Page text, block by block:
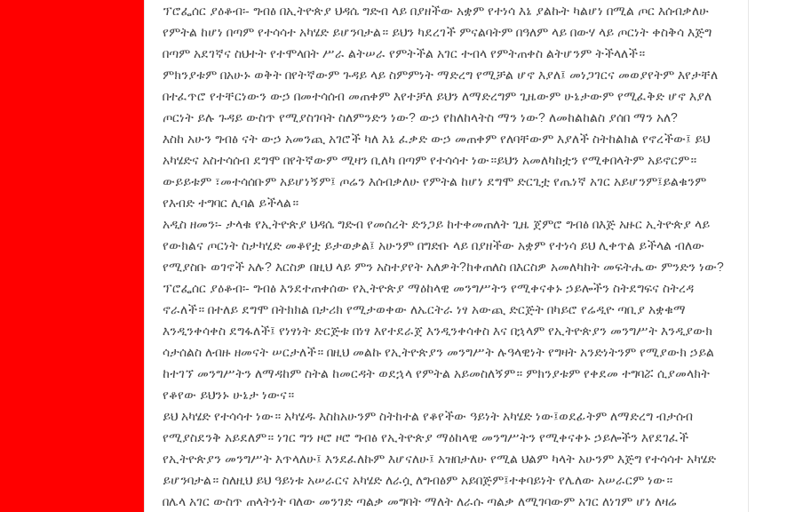
ፕሮፌሰር ያዕቆብ፡- ግብፅ በኢትዮጵያ ህዳሴ ግድብ ላይ በያዘችው አቋም የተነሳ እኔ ያልኩት ካልሆነ በሚል ጦር እሰብቃለሁ
የምትል ከሆነ በጣም የተሳሳተ አካሄድ ይሆንባታል። ይህን ካደረገች ምናልባትም በዓለም ላይ በውሃ ላይ ጦርነት ቀስቅሳ እጅግ
በጣም አደገኛና ስህተት የተሞላበት ሥራ ልትሠራ የምትችል አገር ተብላ የምትጠቀስ ልትሆንም ትችላለች።
ምክንያቱም በአሁኑ ወቅት በየትኛውም ጉዳይ ላይ ስምምነት ማድረግ የሚቻል ሆኖ እያለ፤ መነጋገርና መወያየትም እየታቸለ
በተፈጥሮ የተቸርነውን ውኃ በመተሳሰብ መጠቀም እየተቻለ ይህን ለማድረግም ጊዜውም ሁኔታውም የሚፈቅድ ሆኖ እያለ
ጦርነት ይሉ ጉዳይ ውስጥ የሚያስገባት ስለምንድን ነው? ውኃ የከለከላትስ ማን ነው? ለመከልከልስ ያሰበ ማን አለ?
እስከ አሁን ግብፅ ናት ውኃ አመንጪ አገሮች ካለ እኔ ፈቃድ ውኃ መጠቀም የለባቸውም እያለች ስትከልክል የኖረችው፤ ይህ
አካሄድና አስተሳሰብ ደግሞ በየትኛውም ሚዛን ቢለካ በጣም የተሳሳተ ነው።ይህን አመለካከቷን የሚቀበላትም አይኖርም።
ውይይቱም ፣መተሳሰቡም አይሆነኝም፤ ጦሬን እሰብቃለሁ የምትል ከሆነ ደግሞ ድርጊቷ የጤነኛ አገር አይሆንም፤ይልቁንም
የእብድ ተግባር ሊባል ይችላል።
አዲስ ዘመን፡- ታላቁ የኢትዮጵያ ህዳሴ ግድብ የመሰረት ድንጋይ ከተቀመጠለት ጊዜ ጀምሮ ግብፅ በእጅ አዙር ኢትዮጵያ ላይ
የውክልና ጦርነት ስታካሂድ መቆየቷ ይታወቃል፤ አሁንም በግድቡ ላይ በያዘችው አቋም የተነሳ ይህ ሊቀጥል ይችላል ብለው
የሚያስቡ ወገኖች አሉ? እርስዎ በዚህ ላይ ምን አስተያየት አለዎት?ከቀጠለስ በእርስዎ አመለካከት መፍትሔው ምንድን ነው?
ፕሮፌሰር ያዕቆብ፡- ግብፅ እንደተጠቀሰው የኢትዮጵያ ማዕከላዊ መንግሥትን የሚቀናቀኑ ኃይሎችን ስትደግፍና ስትረዳ
ኖራለች። በተለይ ደግሞ በትክክል በታሪክ የሚታወቀው ለኤርትራ ነፃ አውጪ ድርጅት በካይሮ የሬዲዮ ጣቢያ አቋቁማ
እንዲንቀሳቀስ ደግፋለች፤ የነፃነት ድርጅቱ በነፃ እየተደራጀ እንዲንቀሳቀስ እና በኋላም የኢትዮጵያን መንግሥት እንዲያውክ
ሳታሰልስ ለብዙ ዘመናት ሠርታለች። በዚህ መልኩ የኢትዮጵያን መንግሥት ሉዓላዊነት የግዛት አንድነትንም የሚያውክ ኃይል
ከተገኘ መንግሥትን ለማዳከም ስትል ከመርዳት ወደኋላ የምትል አይመስለኝም። ምክንያቱም የቀደመ ተግባሯ ሲያመላክት
የቆየው ይህንኑ ሁኔታ ነውና።
ይህ አካሄድ የተሳሳተ ነው። አካሄዱ እስከአሁንም ስትከተል የቆየችው ዓይነት አካሄድ ነው፤ወደፊትም ለማድረግ ብታሰብ
የሚያስደንቅ አይደለም። ነገር ግን ዞሮ ዞሮ ግብፅ የኢትዮጵያ ማዕከላዊ መንግሥትን የሚቀናቀኑ ኃይሎችን እየደገፈች
የኢትዮጵያን መንግሥት እጥላለሁ፤ እንደፈለኩም እሆናለሁ፤ አዝበታለሁ የሚል ህልም ካላት አሁንም እጅግ የተሳሳተ አካሄድ
ይሆንባታል። ስለዚህ ይህ ዓይነቱ አሠራርና አካሄድ ለራሷ ለግብፅም አይበጅም፤ተቀባይነት የሌለው አሠራርም ነው።
በሌላ አገር ውስጥ ጠላትነት ባለው መንገድ ጣልቃ መግባት ማለት ለራሱ ጣልቃ ለሚገባውም አገር ለነገም ሆነ ለዛሬ